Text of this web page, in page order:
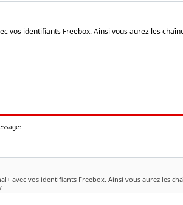
vos identifiants Freebox. Ainsi vous aurez les
avec vos identifiants Freebox. Ainsi vous aurez les